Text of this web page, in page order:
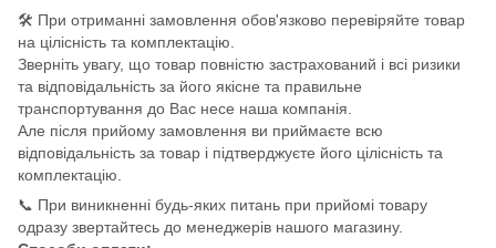
🛠️ При отриманні замовлення обов'язково перевіряйте товар
на цілісність та комплектацію.
Зверніть увагу, що товар повністю застрахований і всі ризики
та відповідальність за його якісне та правильне
транспортування до Вас несе наша компанія.
Але після прийому замовлення ви приймаєте всю
відповідальність за товар і підтверджуєте його цілісність та
комплектацію.
📞 При виникненні будь-яких питань при прийомі товару
одразу звертайтесь до менеджерів нашого магазину.